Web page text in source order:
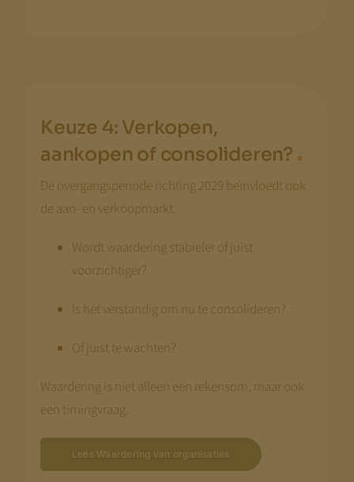
Keuze 4: Verkopen,
aankopen of consolideren? .
De overgangsperiode richting 2029 beïnvloedt ook
de aan- en verkoopmarkt.
Wordt waardering stabieler of juist
voorzichtiger?
Is het verstandig om nu te consolideren?
Of juist te wachten?
Waardering is niet alleen een rekensom, maar ook
een timingvraag.
Lees Waardering van organisaties